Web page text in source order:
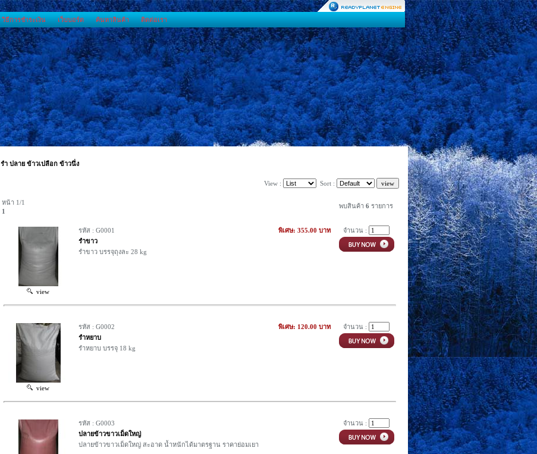
วิธีการชำระเงิน เว็บบอร์ด ค้นหาสินค้า ติดต่อเรา
รํา ปลาย ข้าวเปลือก ข้าวนึ่ง
View : Sort :
หน้า 1/1
1
พบสินค้า 6 รายการ
view
รหัส : G0001
รําขาว
รําขาว บรรจุถุงละ 28 kg
พิเศษ: 355.00 บาท จำนวน :
view
รหัส : G0002
รําหยาบ
รําหยาบ บรรจุ 18 kg
พิเศษ: 120.00 บาท จำนวน :
รหัส : G0003
ปลายข้าวขาวเม็ดใหญ่
ปลายข้าวขาวเม็ดใหญ่ สะอาด นํ้าหนักได้มาตรฐาน ราคาย่อมเยา
จำนวน :